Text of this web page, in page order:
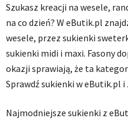
Szukasz kreacji na wesele,
na co dzień? W eButik.pl
wesele, przez sukienki
sukienki midi i maxi. Fasony
okazji sprawiają, że ta
Sprawdź sukienki w eButik.pl
Najmodniejsze sukienki z